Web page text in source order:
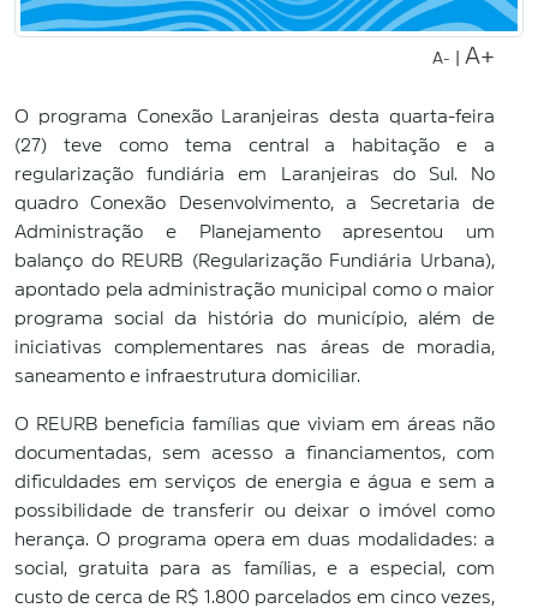
A- A+
O programa Conexão Laranjeiras desta quarta-feira
(27) teve como tema central a habitação e a
regularização fundiária em Laranjeiras do Sul. No
quadro Conexão Desenvolvimento, a Secretaria de
Administração e Planejamento apresentou um
balanço do REURB (Regularização Fundiária Urbana),
apontado pela administração municipal como o maior
programa social da história do município, além de
iniciativas complementares nas áreas de moradia,
saneamento e infraestrutura domiciliar.
O REURB beneficia famílias que viviam em áreas não
documentadas, sem acesso a financiamentos, com
dificuldades em serviços de energia e água e sem a
possibilidade de transferir ou deixar o imóvel como
herança. O programa opera em duas modalidades: a
social, gratuita para as famílias, e a especial, com
custo de cerca de R$ 1.800 parcelados em cinco vezes,